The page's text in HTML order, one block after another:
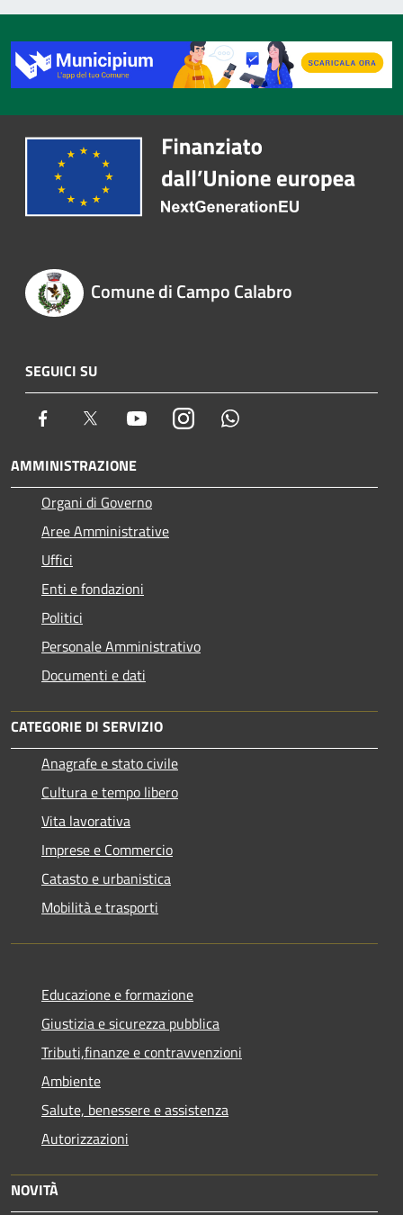
Comune di Campo Calabro
SEGUICI SU
Facebook Twitter YoutubeInstagram
AMMINISTRAZIONE
Organi di Governo
Aree Amministrative
Uffici
Enti e fondazioni
Politici
Personale Amministrativo
Documenti e dati
CATEGORIE DI SERVIZIO
Anagrafe e stato civile
Cultura e tempo libero
Vita lavorativa
Imprese e Commercio
Catasto e urbanistica
Mobilità e trasporti
Educazione e formazione
Giustizia e sicurezza pubblica
Tributi,finanze e contravvenzioni
Ambiente
Salute, benessere e assistenza
Autorizzazioni
NOVITÀ